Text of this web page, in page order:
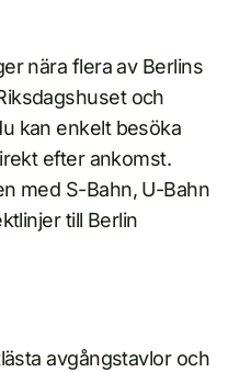
nära flera av Berlins
och
kan enkelt besöka
efter ankomst.
med S-Bahn, U-Bahn
till Berlin
avgångstavlor och